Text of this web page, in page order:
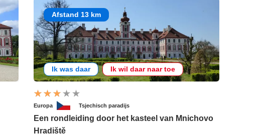
Afstand 13 km
Ik was daar Ik wil daar naar toe
Europa Tsjechisch paradijs
Een rondleiding door het kasteel van Mnichovo
Hradiště